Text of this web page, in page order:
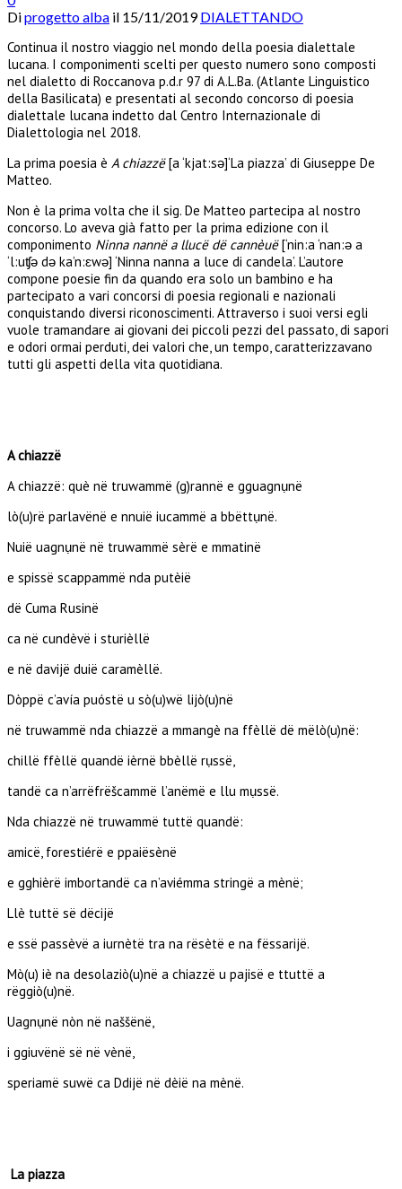
Diprogetto alba il 15/11/2019 DIALETTANDO
Continua il nostro viaggio nel mondo della poesia dialettale
lucana. I componimenti scelti per questo numero sono composti
nel dialetto di Roccanova p.d.r 97 di A.L.Ba. (Atlante Linguistico
della Basilicata) e presentati al secondo concorso di poesia
dialettale lucana indetto dal Centro Internazionale di
Dialettologia nel 2018.
La prima poesia è A chiazzë[a ‘kjat:sə]‘La piazza’ di Giuseppe De
Matteo.
Non è la prima volta che il sig. De Matteo partecipa al nostro
concorso. Lo aveva già fatto per la prima edizione con il
componimento Ninna nannë a llucë dë cannèuë[‘nin:a ‘nan:ə a
‘l:uʧə də ka’n:ɛwə] ‘Ninna nanna a luce di candela’. L’autore
compone poesie fin da quando era solo un bambino e ha
partecipato a vari concorsi di poesia regionali e nazionali
conquistando diversi riconoscimenti. Attraverso i suoi versi egli
vuole tramandare ai giovani dei piccoli pezzi del passato, di sapori
e odori ormai perduti, dei valori che, un tempo, caratterizzavano
tutti gli aspetti della vita quotidiana.
A chiazzë
A chiazzë: què në truwammë (g)rannë e gguagnụnë
lò(u)rë parlavënë e nnuië iucammë a bbëttụnë.
Nuië uagnụnë në truwammë sèrë e mmatinë
e spissë scappammë nda putèië
dë Cuma Rusinë
ca në cundèvë i sturièllë
e në davijë duië caramèllë.
Dòppë c’avía puóstë u sò(u)wë lijò(u)në
në truwammë nda chiazzë a mmangè na ffèllë dë mëlò(u)në:
chillë ffèllë quandë ièrnë bbèllë rụssë,
tandë ca n’arrëfrëšcammë l’anëmë e llu mụssë.
Nda chiazzë në truwammë tuttë quandë:
amicë, forestiérë e ppaiësènë
e gghièrë imbortandë ca n’aviémma stringë a mènë;
Llè tuttë së dëcijë
e ssë passèvë a iurnètë tra na rësètë e na fëssarijë.
Mò(u) iè na desolaziò(u)në a chiazzë u pajisë e ttuttë a
rëggiò(u)në.
Uagnụnë nòn në naššënë,
i ggiuvënë së në vènë,
speriamë suwë ca Ddijë në dèië na mènë.
La piazza